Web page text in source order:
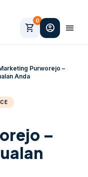
shopping_cart
0
account_circle menu
Purworejo –
Anda
–